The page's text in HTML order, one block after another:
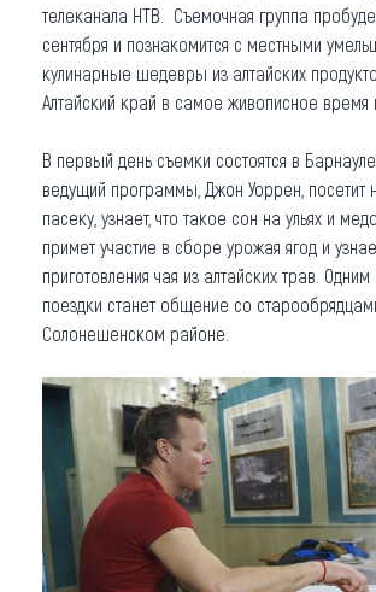
телеканала НТВ. Съемочная группа
сентября и познакомится с местными
кулинарные шедевры из алтайских
Алтайский край в самое живописное время
В первый день съемки состоятся в
ведущий программы, Джон Уоррен, посетит
пасеку, узнает, что такое сон на ульях и
примет участие в сборе урожая ягод и
приготовления чая из алтайских трав. Одним
поездки станет общение со
Солонешенском районе.